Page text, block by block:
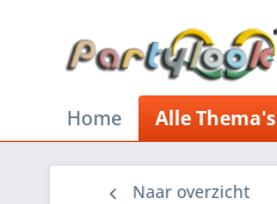
Home Alle Thema's
Naar overzicht